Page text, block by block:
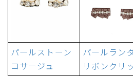
パールストーン
コサージュ
パールラン
リボンクリ